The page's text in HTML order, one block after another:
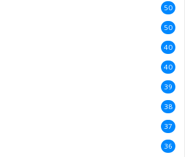
50
50
40
40
39
38
37
36